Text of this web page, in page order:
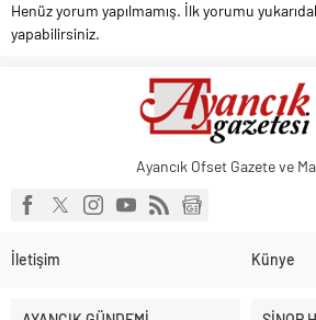
Henüz yorum yapılmamış. İlk yorumu
yapabilirsiniz.
Ayancık Ofset Gazete ve
İletişim Künye